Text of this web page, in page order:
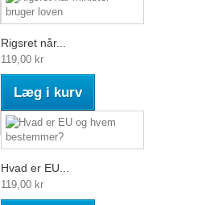
Rigsret når...
119,00 kr
Læg i kurv
Hvad er EU...
119,00 kr